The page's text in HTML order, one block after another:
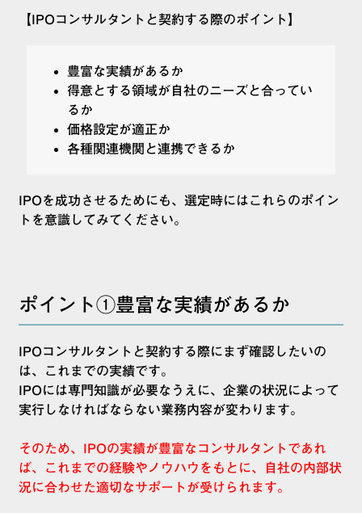
【IPOコンサルタントと契約する際のポイント】
豊富な実績があるか
得意とする領域が自社のニーズと合ってい
るか
価格設定が適正か
各種関連機関と連携できるか
IPOを成功させるためにも、選定時にはこれらのポイン
トを意識してみてください。
ポイント①豊富な実績があるか
IPOコンサルタントと契約する際にまず確認したいの
は、これまでの実績です。
IPOには専門知識が必要なうえに、企業の状況によって
実行しなければならない業務内容が変わります。
そのため、IPOの実績が豊富なコンサルタントであれ
ば、これまでの経験やノウハウをもとに、自社の内部状
況に合わせた適切なサポートが受けられます。